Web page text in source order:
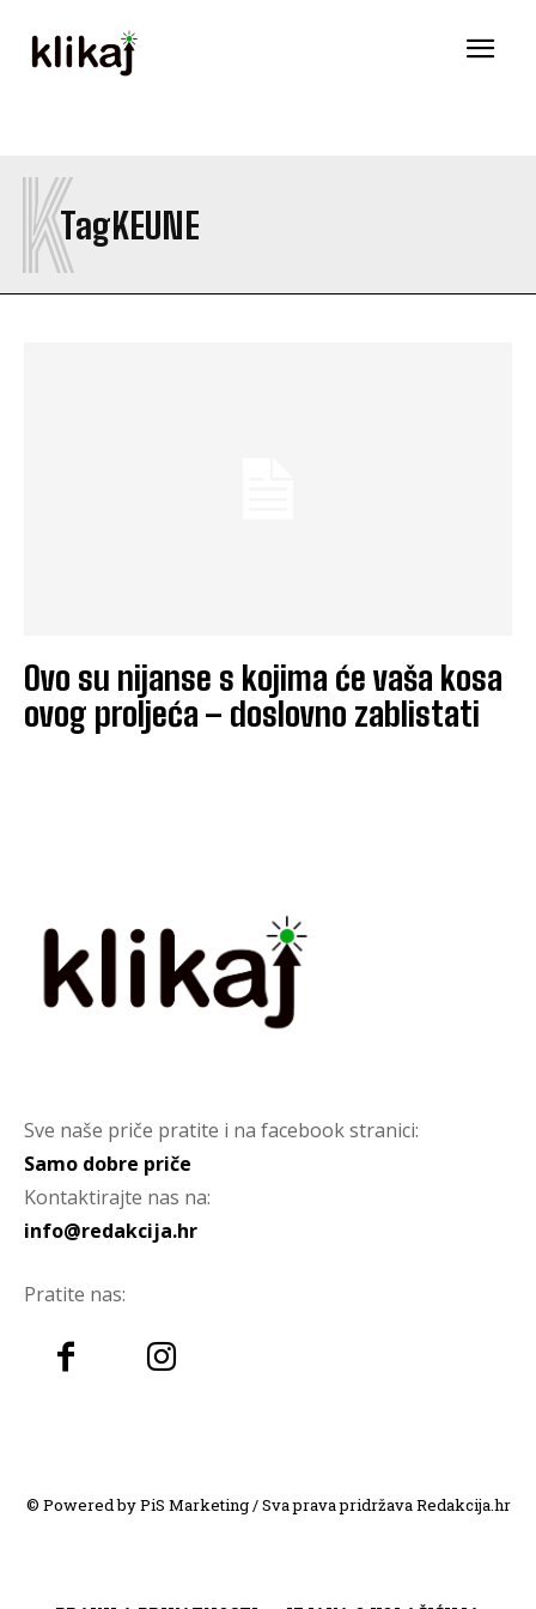
TagKEUNE
K
Ovo su nijanse s kojima će vaša kosa
ovog proljeća – doslovno zablistati
Sve naše priče pratite i na facebook stranici:
Samo dobre priče
Kontaktirajte nas na:
info@redakcija.hr
Pratite nas:
© Powered by PiS Marketing / Sva prava pridržava Redakcija.hr